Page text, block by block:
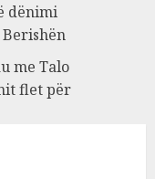
dënimi
me Talo
flet për